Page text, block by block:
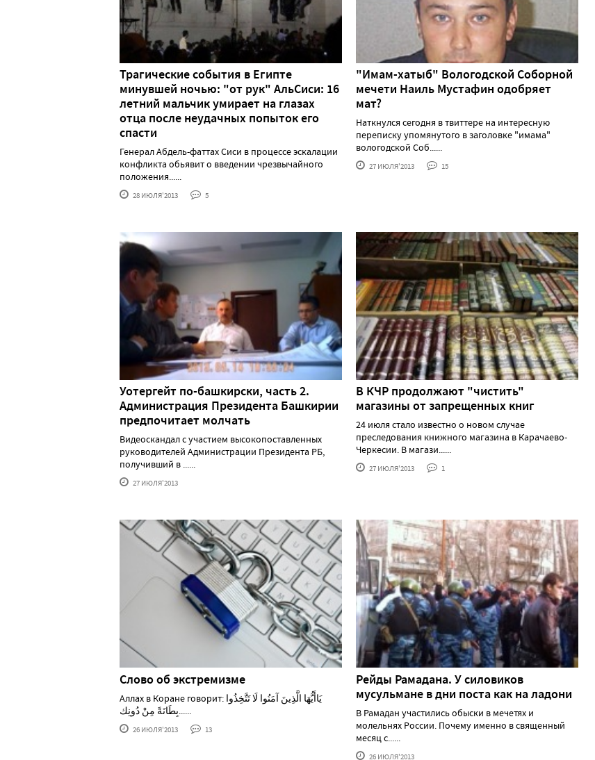
Трагические события в Египте
минувшей ночью: "от рук" АльСиси: 16
летний мальчик умирает на глазах
отца после неудачных попыток его
спасти
Генерал Абдель-фаттах Сиси в процессе эскалации
конфликта обьявит о введении чрезвычайного
положения......
28 ИЮЛЯ'2013 5
"Имам-хатыб" Вологодской Соборной
мечети Наиль Мустафин одобряет
мат?
Наткнулся сегодня в твиттере на интересную
переписку упомянутого в заголовке "имама"
вологодской Соб......
27 ИЮЛЯ'2013 15
Уотергейт по-башкирски, часть 2.
Администрация Президента Башкирии
предпочитает молчать
Видеоскандал с участием высокопоставленных
руководителей Администрации Президента РБ,
получивший в ......
27 ИЮЛЯ'2013
В КЧР продолжают "чистить"
магазины от запрещенных книг
24 июля стало известно о новом случае
преследования книжного магазина в Карачаево-
Черкесии. В магази......
27 ИЮЛЯ'2013 1
Слово об экстремизме
Аллах в Коране говорит: يَاأَيُّهَا الَّذِينَ آمَنُوا لَا تَتَّخِذُوا
بِطَانَةً مِنْ دُونِك......
26 ИЮЛЯ'2013 13
Рейды Рамадана. У силовиков
мусульмане в дни поста как на ладони
В Рамадан участились обыски в мечетях и
молельнях России. Почему именно в священный
месяц с......
26 ИЮЛЯ'2013